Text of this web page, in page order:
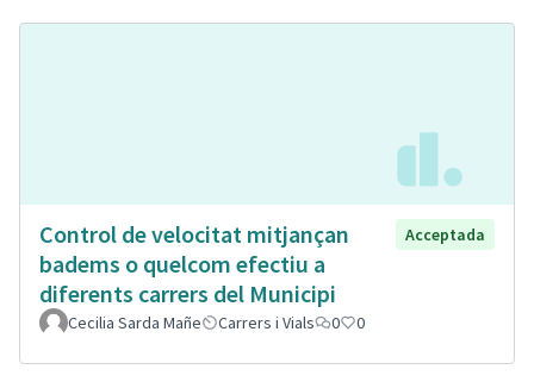
Control de velocitat mitjançan
badems o quelcom efectiu a
diferents carrers del Municipi
Acceptada
Cecilia Sarda Mañe Carrers i Vials 0 0